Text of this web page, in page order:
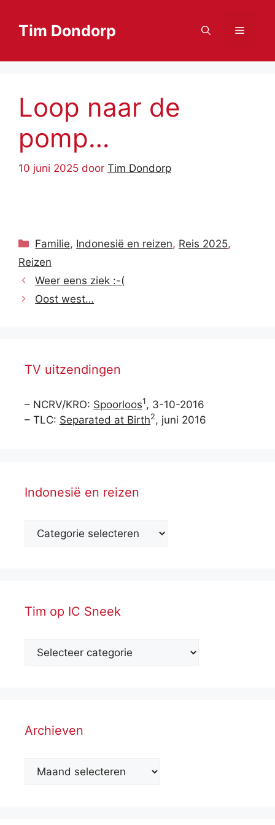
naarTim Dondorp Menu
Loop naar de
pomp…
10 juni 2025 door Tim Dondorp
Categorieën
Familie, Indonesië en reizen, Reis 2025,
Reizen
Weer eens ziek :-(
Oost west…
TV uitzendingen
– NCRV/KRO: Spoorloos1, 3-10-2016
– TLC: Separated at Birth2, juni 2016
Indonesië en reizen
Tim op IC Sneek
Archieven
Archieven